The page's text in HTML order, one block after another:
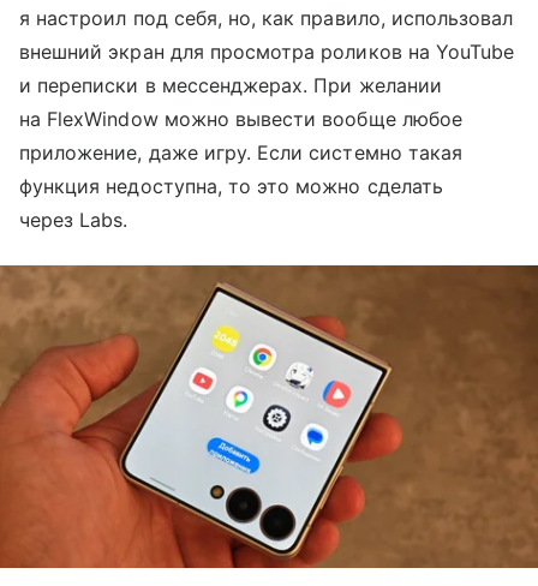
я настроил под себя, но, как правило, использовал
внешний экран для просмотра роликов на YouTube
и переписки в мессенджерах. При желании
на FlexWindow можно вывести вообще любое
приложение, даже игру. Если системно такая
функция недоступна, то это можно сделать
через Labs.